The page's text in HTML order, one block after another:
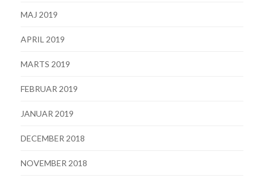
MAJ 2019
APRIL 2019
MARTS 2019
FEBRUAR 2019
JANUAR 2019
DECEMBER 2018
NOVEMBER 2018